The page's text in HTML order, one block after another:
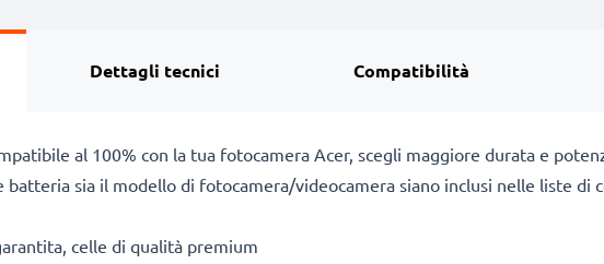
Dettagli tecnici Compatibilità
al 100% con la tua fotocamera Acer, scegli maggiore durata e
batteria sia il modello di fotocamera/videocamera siano inclusi nelle liste di
celle di qualità premium